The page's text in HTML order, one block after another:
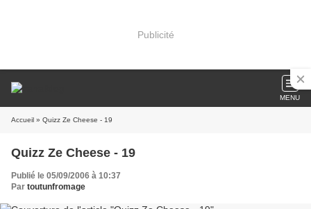
Publicité
MENU
Accueil » Quizz Ze Cheese - 19
Quizz Ze Cheese - 19
Publié le 05/09/2006 à 10:37
Par toutunfromage